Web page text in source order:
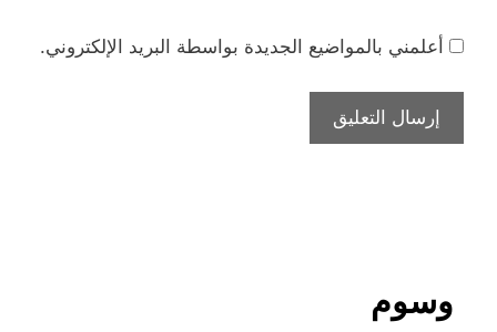
أعلمني بالمواضيع الجديدة بواسطة البريد الإلكتروني.
وسوم